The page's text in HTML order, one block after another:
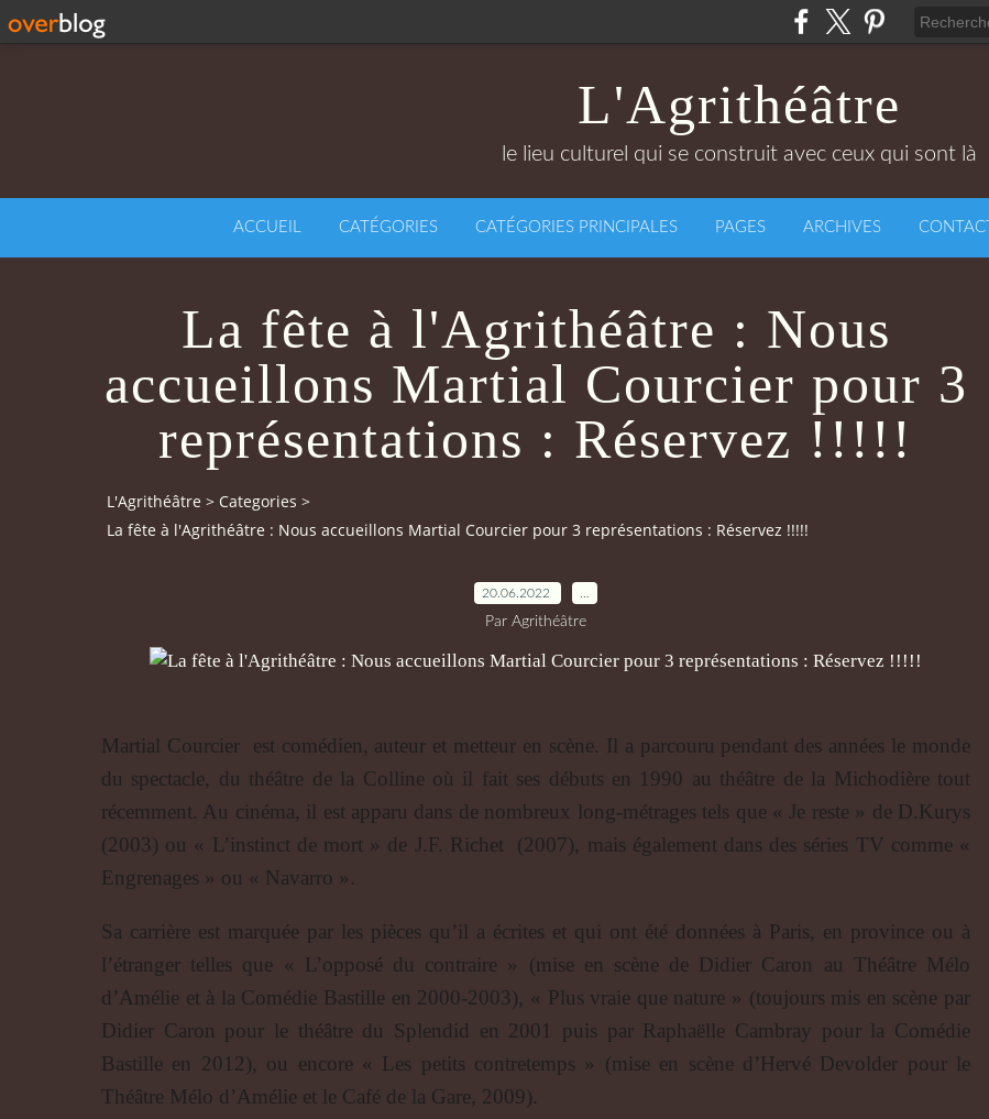
L'Agrithéâtre
le lieu culturel qui se construit avec ceux qui sont là
ACCUEIL CATÉGORIES CATÉGORIES PRINCIPALES PAGES ARCHIVES CONTACT
La fête à l'Agrithéâtre : Nous
accueillons Martial Courcier pour 3
représentations : Réservez !!!!!
L'Agrithéâtre > Categories >
La fête à l'Agrithéâtre : Nous accueillons Martial Courcier pour 3 représentations : Réservez !!!!!
20.06.2022
Par Agrithéâtre
Martial Courcier est comédien, auteur et metteur en scène. Il a parcouru pendant des années le monde
du spectacle, du théâtre de la Colline où il fait ses débuts en 1990 au théâtre de la Michodière tout
récemment. Au cinéma, il est apparu dans de nombreux long-métrages tels que « Je reste » de D.Kurys
(2003) ou « L’instinct de mort » de J.F. Richet (2007), mais également dans des séries TV comme «
Engrenages » ou « Navarro ».
Sa carrière est marquée par les pièces qu’il a écrites et qui ont été données à Paris, en province ou à
l’étranger telles que « L’opposé du contraire » (mise en scène de Didier Caron au Théâtre Mélo
d’Amélie et à la Comédie Bastille en 2000-2003), « Plus vraie que nature » (toujours mis en scène par
Didier Caron pour le théâtre du Splendid en 2001 puis par Raphaëlle Cambray pour la Comédie
Bastille en 2012), ou encore « Les petits contretemps » (mise en scène d’Hervé Devolder pour le
Théâtre Mélo d’Amélie et le Café de la Gare, 2009).